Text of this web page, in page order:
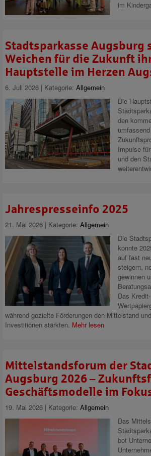
im
Stadtsparkasse Augsburg
Weichen für die Zukunft
Hauptstelle im Herzen
6. Juli 2026 | Kategorie: Allgemein
Die
den
Impulse
und den
Jahrespresseinfo 2025
21. Mai 2026 | Kategorie: Allgemein
Die
konnte
auf fast
steigern,
gewinnen
Das
während gezielte Förderungen den Mittelstand
Investitionen stärkten. Mehr lesen
Mittelstandsforum der
Augsburg 2026 –
Geschäftsmodelle im
19. Mai 2026 | Kategorie: Allgemein
Das
bot